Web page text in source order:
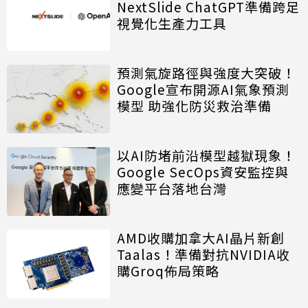
NextSlide ChatGPT準備跨足
視覺化生產力工具
預測氣旋路徑與強度大突破！
Google宣布開源AI氣象預測
模型 助強化防災救治準備
以AI防堵前沿模型越獄現象！
Google SecOps資安監控與
應變平台落地台灣
AMD收購加拿大AI晶片新創
Taalas！準備對抗NVIDIA收
購Groq佈局策略